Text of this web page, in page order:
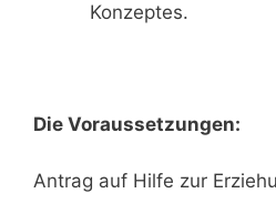
Konzeptes.
Die Voraussetzungen:
Antrag auf Hilfe zur